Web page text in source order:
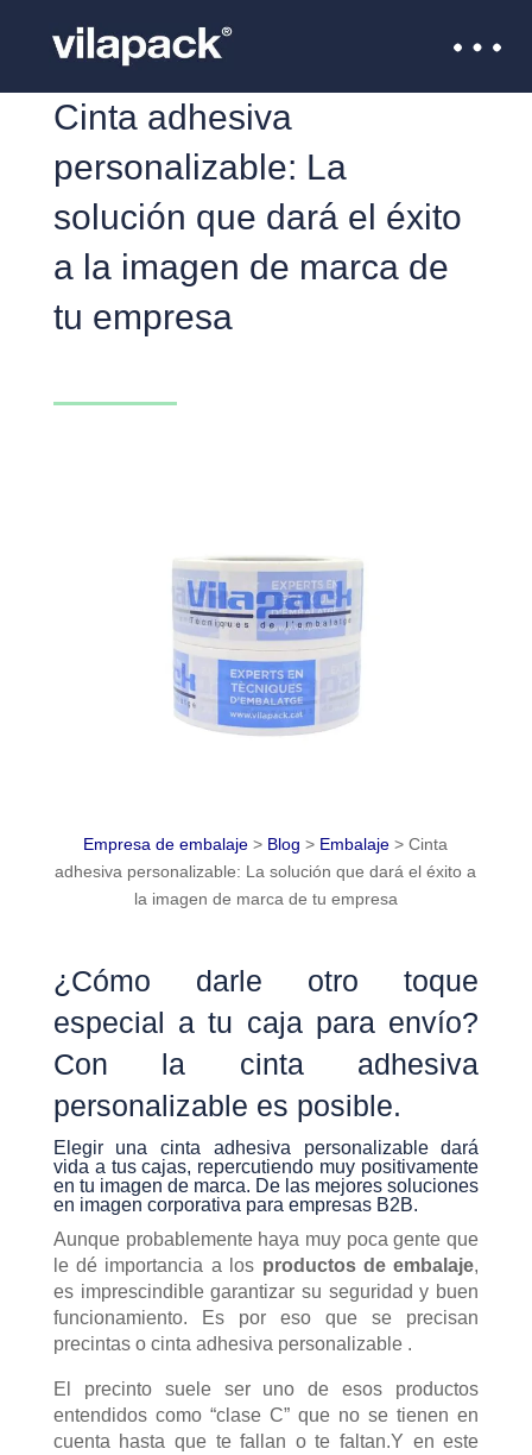
Cinta adhesiva
personalizable: La
solución que dará el éxito
a la imagen de marca de
tu empresa
Empresa de embalaje > Blog > Embalaje >Cinta
adhesiva personalizable: La solución que dará el éxito a
la imagen de marca de tu empresa
¿Cómo darle otro toque
especial a tu caja para envío?
Con la cinta adhesiva
personalizable es posible.
Elegir una cinta adhesiva personalizable dará
vida a tus cajas, repercutiendo muy positivamente
en tu imagen de marca. De las mejores soluciones
en imagen corporativa para empresas B2B.
Aunque probablemente haya muy poca gente que
le dé importancia a los productos de embalaje,
es imprescindible garantizar su seguridad y buen
funcionamiento. Es por eso que se precisan
precintas o cinta adhesiva personalizable .
El precinto suele ser uno de esos productos
entendidos como “clase C” que no se tienen en
cuenta hasta que te fallan o te faltan.Y en este